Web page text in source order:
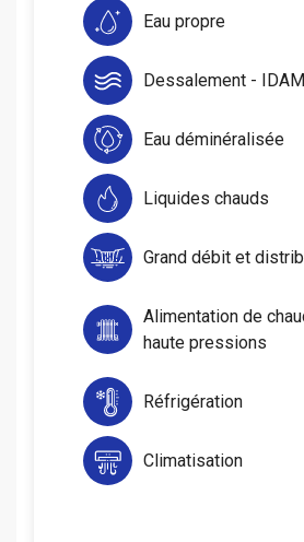
Eau propre
Dessalement - IDAM
Eau déminéralisée
Liquides chauds
Grand débit et
Alimentation de
haute pressions
Réfrigération
Climatisation